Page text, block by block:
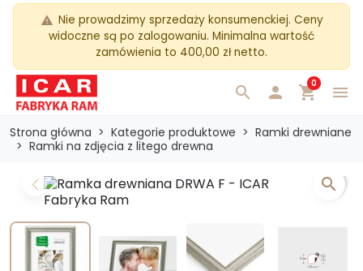
warning Nie prowadzimy sprzedaży konsumenckiej. Ceny
widoczne są po zalogowaniu. Minimalna wartość
zamówienia to 400,00 zł netto.
menu
search  shopping_cart
0
Strona główna Kategorie produktowe
Ramki drewniane
Ramki na zdjęcia z litego drewna
Previous Next
search